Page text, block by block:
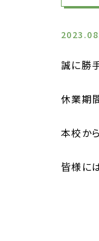
誠に勝
休業期
本校か
皆様に